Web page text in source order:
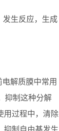
发生反应，生成
解质膜中常用
抑制这种分解
用过程中，清除
抑制自由基发生